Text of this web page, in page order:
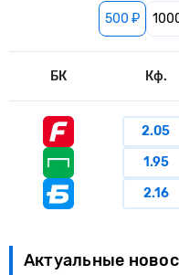
500 ₽
БК Кф.
2.05
1.95
2.16
Актуальные